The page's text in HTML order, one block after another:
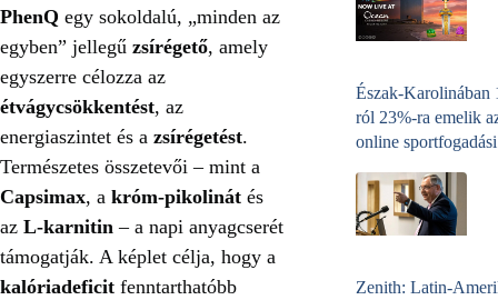
PhenQ egy sokoldalú, „minden az
egyben” jellegű zsírégető, amely
egyszerre célozza az
étvágycsökkentést, az
energiaszintet és a zsírégetést.
Természetes összetevői – mint a
Capsimax, a króm‑pikolinát és
az L‑karnitin – a napi anyagcserét
támogatják. A képlet célja, hogy a
kalóriadeficit fenntarthatóbb
Észak-Karolinában
ról 23%-ra emelik
online
Zenith: Latin-